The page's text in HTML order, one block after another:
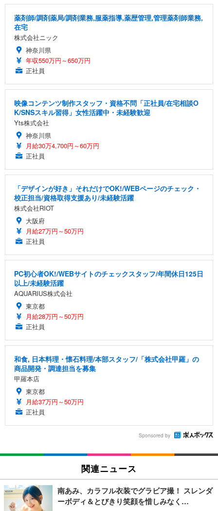
薬剤師/調剤薬局/調剤業務,服薬指導,薬歴管理,管理薬剤師業務,
在宅
株式会社ニック
神奈川県
年収550万円～650万円
正社員
映像コンテンツ制作スタッフ・資格不問「正社員/在宅相談O
K/SNSスキル習得」女性活躍中・未経験歓迎
Yts株式会社
神奈川県
月給30万4,700円～60万円
正社員
「デザインが好き」それだけでOK!/WEBページのチェック・
校正担当/資格取得支援あり/未経験活躍
株式会社RIOT
大阪府
月給27万円～50万円
正社員
PC初心者OK!/WEBサイトのチェックスタッフ/年間休日125日
以上/未経験活躍
AQUARIUS株式会社
東京都
月給28万円～50万円
正社員
和食, 日本料理・懐石料理/本部スタッフ/「株式会社甲羅」の
商品開発・調達担当を募集
甲羅本店
東京都
月給37万円～50万円
正社員
Sponsored by
関連ニュース
南あみ、カラフル衣装でグラビア撮！ スレンダ
ーボディ＆とびきり笑顔を惜しみなく…